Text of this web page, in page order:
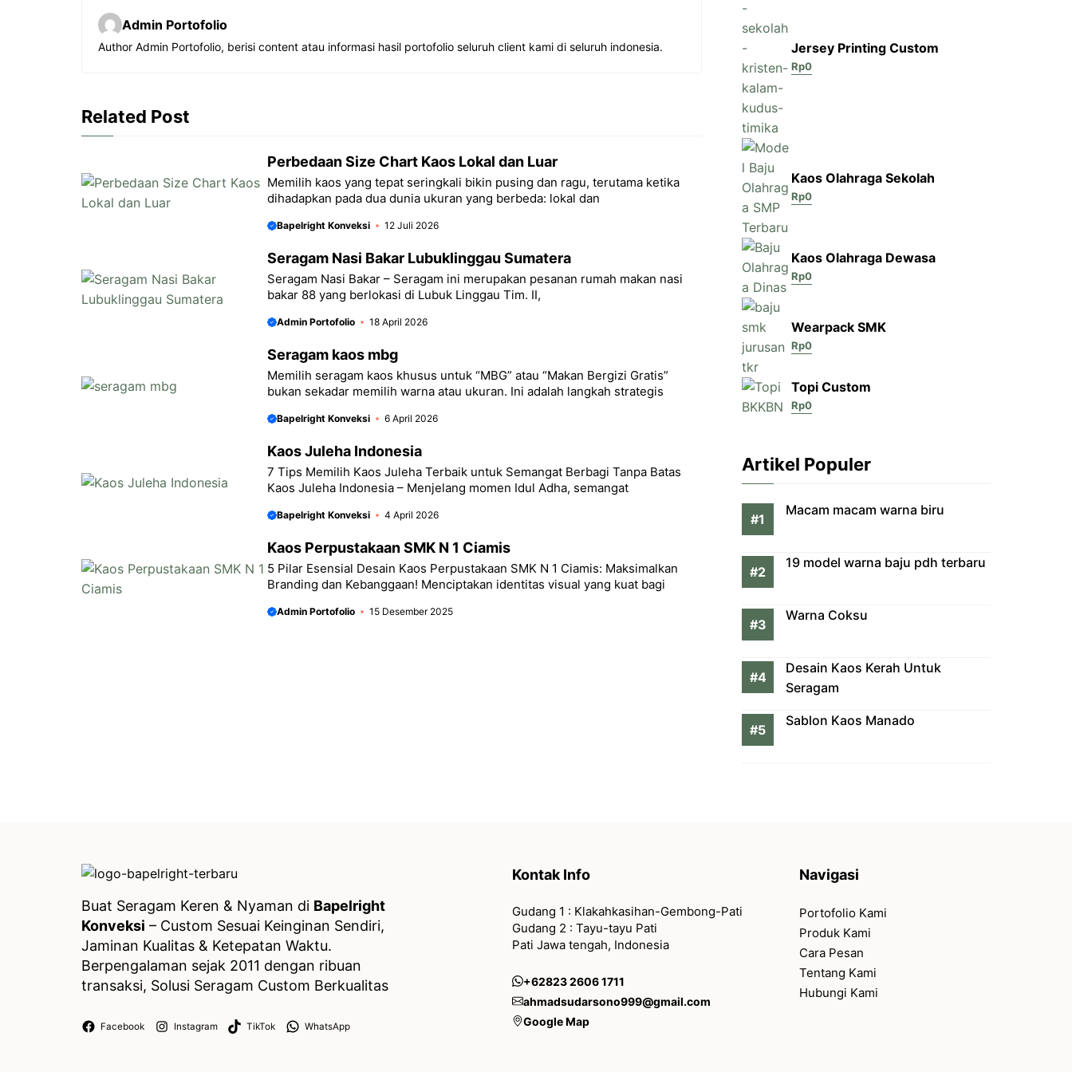
c
e
b
o
k
t
s
p
s
e
g
e
g
a
Admin Portofolio
Author Admin Portofolio, berisi content atau informasi hasil portofolio seluruh client kami di seluruh indonesia.
Related Post
Perbedaan Size Chart Kaos Lokal dan Luar
Memilih kaos yang tepat seringkali bikin pusing dan ragu, terutama ketika
dihadapkan pada dua dunia ukuran yang berbeda: lokal dan
Bapelright Konveksi 12 Juli 2026
Seragam Nasi Bakar Lubuklinggau Sumatera
Seragam Nasi Bakar – Seragam ini merupakan pesanan rumah makan nasi
bakar 88 yang berlokasi di Lubuk Linggau Tim. II,
Admin Portofolio 18 April 2026
Seragam kaos mbg
Memilih seragam kaos khusus untuk “MBG” atau “Makan Bergizi Gratis”
bukan sekadar memilih warna atau ukuran. Ini adalah langkah strategis
Bapelright Konveksi 6 April 2026
Kaos Juleha Indonesia
7 Tips Memilih Kaos Juleha Terbaik untuk Semangat Berbagi Tanpa Batas
Kaos Juleha Indonesia – Menjelang momen Idul Adha, semangat
Bapelright Konveksi 4 April 2026
Kaos Perpustakaan SMK N 1 Ciamis
5 Pilar Esensial Desain Kaos Perpustakaan SMK N 1 Ciamis: Maksimalkan
Branding dan Kebanggaan! Menciptakan identitas visual yang kuat bagi
Admin Portofolio 15 Desember 2025
Jersey Printing Custom
Rp0
Kaos Olahraga Sekolah
Rp0
Kaos Olahraga Dewasa
Rp0
Wearpack SMK
Rp0
Topi Custom
Rp0
Artikel Populer
Macam macam warna biru
19 model warna baju pdh terbaru
Warna Coksu
Desain Kaos Kerah Untuk
Seragam
Sablon Kaos Manado
Buat Seragam Keren & Nyaman di Bapelright
Konveksi – Custom Sesuai Keinginan Sendiri,
Jaminan Kualitas & Ketepatan Waktu.
Berpengalaman sejak 2011 dengan ribuan
transaksi, Solusi Seragam Custom Berkualitas
Facebook Instagram TikTok WhatsApp
Kontak Info
Gudang 1 : Klakahkasihan-Gembong-Pati
Gudang 2 : Tayu-tayu Pati
Pati Jawa tengah, Indonesia
+62823 2606 1711
ahmadsudarsono999@gmail.com
Google Map
Navigasi
Portofolio Kami
Produk Kami
Cara Pesan
Tentang Kami
Hubungi Kami